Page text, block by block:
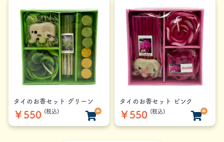
タイのお香セット グリーン
￥550 (税込)
タイのお香セット ピンク
￥550 (税込)